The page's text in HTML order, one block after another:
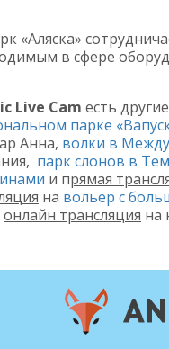
«Аляска»
в сфере
Live Cam есть
парке «
Анна, волки в
парк слонов в
и прямая
на вольер с
онлайн трансляция на